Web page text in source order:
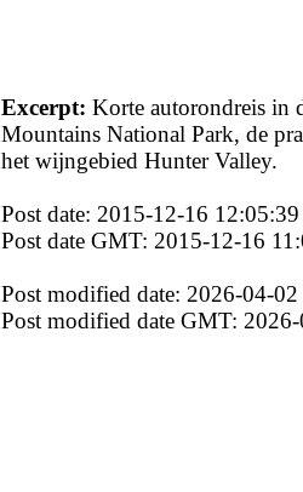
Excerpt: Korte autorondreis in
Mountains National Park, de
het wijngebied Hunter Valley.
Post date: 2015-12-16 12:05:39
Post date GMT: 2015-12-16
Post modified date: 2026-04-
Post modified date GMT: